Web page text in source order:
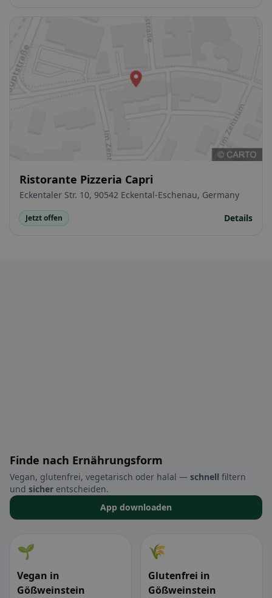
Ristorante Pizzeria Capri
Eckentaler Str. 10, 90542 Eckental-Eschenau, Germany
Jetzt offen Details
Finde nach Ernährungsform
Vegan, glutenfrei, vegetarisch oder halal — schnell filtern
und sicher entscheiden.
App downloaden
🌱
Vegan in
Gößweinstein
🌾
Glutenfrei in
Gößweinstein